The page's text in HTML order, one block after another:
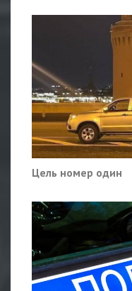
Цель номер один